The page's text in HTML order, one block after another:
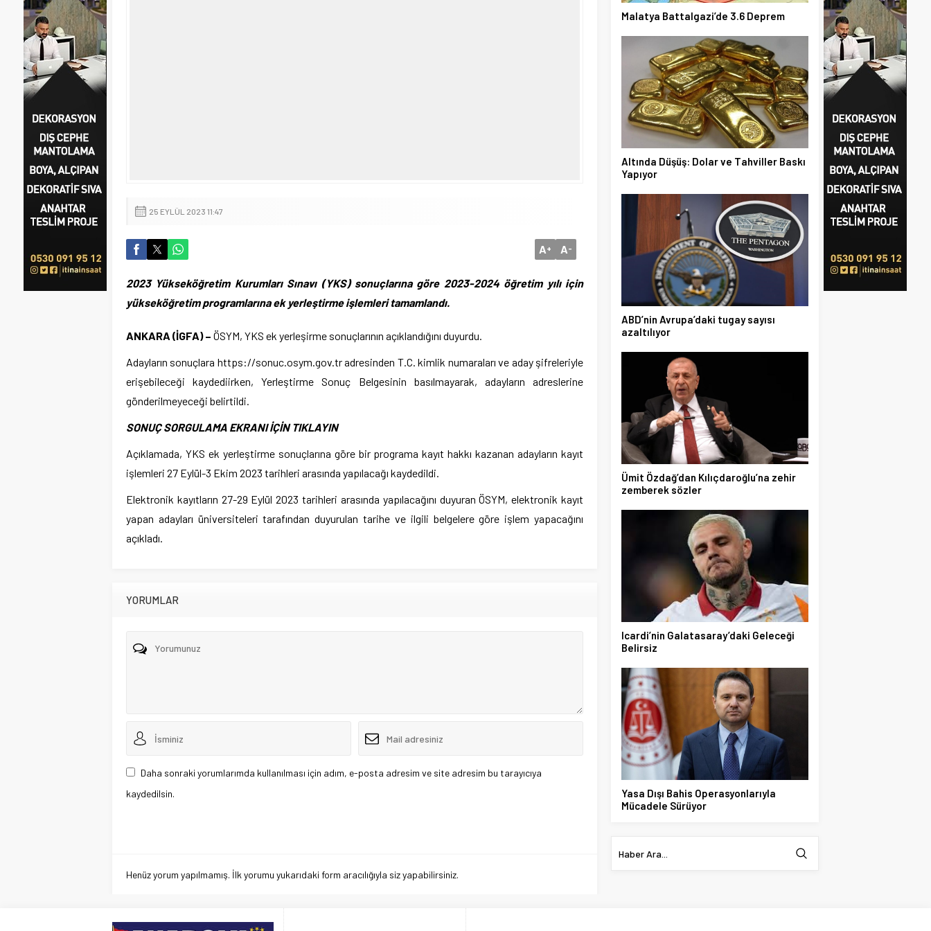
25 EYLÜL 2023 11:47
A+ A-
2023 Yükseköğretim Kurumları Sınavı (YKS) sonuçlarına göre 2023-2024 öğretim yılı için
yükseköğretim programlarına ek yerleştirme işlemleri tamamlandı.
ANKARA (İGFA) – ÖSYM, YKS ek yerleşirme sonuçlarının açıklandığını duyurdu.
Adayların sonuçlara https://sonuc.osym.gov.tr adresinden T.C. kimlik numaraları ve aday şifreleriyle
erişebileceği kaydediirken, Yerleştirme Sonuç Belgesinin basılmayarak, adayların adreslerine
gönderilmeyeceği belirtildi.
SONUÇ SORGULAMA EKRANI İÇİN TIKLAYIN
Açıklamada, YKS ek yerleştirme sonuçlarına göre bir programa kayıt hakkı kazanan adayların kayıt
işlemleri 27 Eylül-3 Ekim 2023 tarihleri arasında yapılacağı kaydedildi.
Elektronik kayıtların 27-29 Eylül 2023 tarihleri arasında yapılacağını duyuran ÖSYM, elektronik kayıt
yapan adayları üniversiteleri tarafından duyurulan tarihe ve ilgili belgelere göre işlem yapacağını
açıkladı.
YORUMLAR
Daha sonraki yorumlarımda kullanılması için adım, e-posta adresim ve site adresim bu tarayıcıya
kaydedilsin.
Henüz yorum yapılmamış. İlk yorumu yukarıdaki form aracılığıyla siz yapabilirsiniz.
Malatya Battalgazi’de 3.6 Deprem
Altında Düşüş: Dolar ve Tahviller Baskı
Yapıyor
ABD’nin Avrupa’daki tugay sayısı
azaltılıyor
Ümit Özdağ’dan Kılıçdaroğlu’na zehir
zemberek sözler
Icardi’nin Galatasaray’daki Geleceği
Belirsiz
Yasa Dışı Bahis Operasyonlarıyla
Mücadele Sürüyor